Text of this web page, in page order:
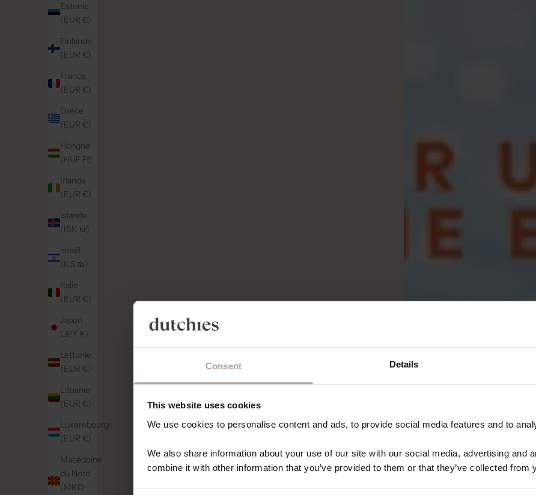
Consent Details
This website uses cookies
We use cookies to personalise content and ads, to provide social media features and to
We also share information about your use of our site with our social media, advertising and
combine it with other information that you’ve provided to them or that they’ve collected from
Estonie
(EUR €)
Finlande
(EUR €)
France
(EUR €)
Grèce
(EUR €)
Hongrie
(HUF Ft)
Irlande
(EUR €)
Islande
(ISK kr)
Israël
(ILS ₪)
Italie
(EUR €)
Japon
(JPY ¥)
Lettonie
(EUR €)
Lituanie
(EUR €)
Luxembourg
(EUR €)
Macédoine
du Nord
(MKD